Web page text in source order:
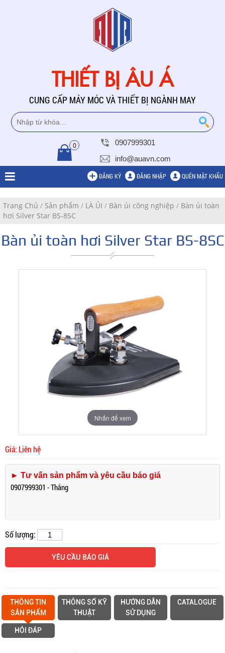
THIẾT BỊ ÂU Á
CUNG CẤP MÁY MÓC VÀ THIẾT BỊ NGÀNH MAY
0
0907999301
info@auavn.com
ĐĂNG KÝ ĐĂNG NHẬP QUÊN MẬT KHẨU
Trang Chủ / Sản phẩm / LÀ ỦI / Bàn ủi công nghiệp / Bàn ủi toàn
hơi Silver Star BS-8SC
Bàn ủi toàn hơi Silver Star BS-8SC
Nhấn để xem
Giá: Liên hệ
► Tư vấn sản phẩm và yêu cầu báo giá
0907999301 - Thắng
Số lượng:
YÊU CẦU BÁO GIÁ
THÔNG TIN
SẢN PHẨM
THÔNG SỐ KỸ
THUẬT
HƯỚNG DẪN
SỬ DỤNG
CATALOGUE
HỎI ĐÁP